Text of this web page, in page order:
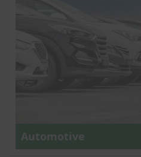
Automotive